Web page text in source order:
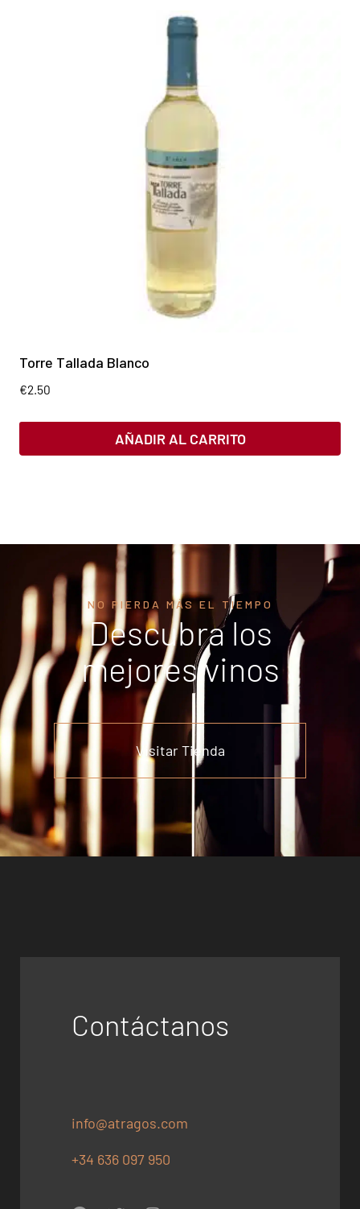
Torre Tallada Blanco
€2.50
AÑADIR AL CARRITO
NO PIERDA MÁS EL TIEMPO
Descubra los
mejores vinos
Visitar Tienda
Contáctanos
info@atragos.com
+34 636 097 950